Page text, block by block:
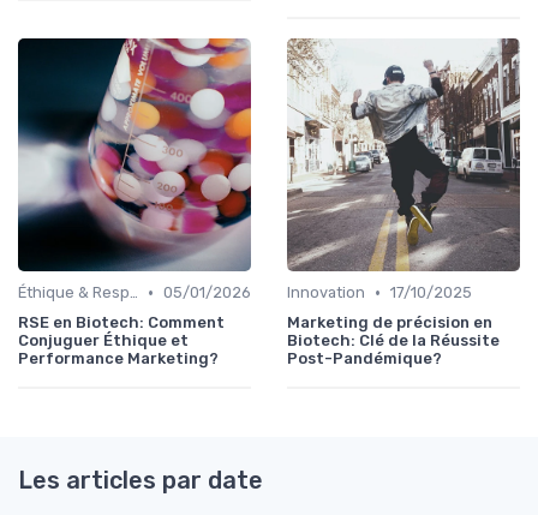
Éthique & Responsabilité • 05/01/2026
RSE en Biotech: Comment
Conjuguer Éthique et
Performance Marketing?
Innovation • 17/10/2025
Marketing de précision en
Biotech: Clé de la Réussite
Post-Pandémique?
Les articles par date